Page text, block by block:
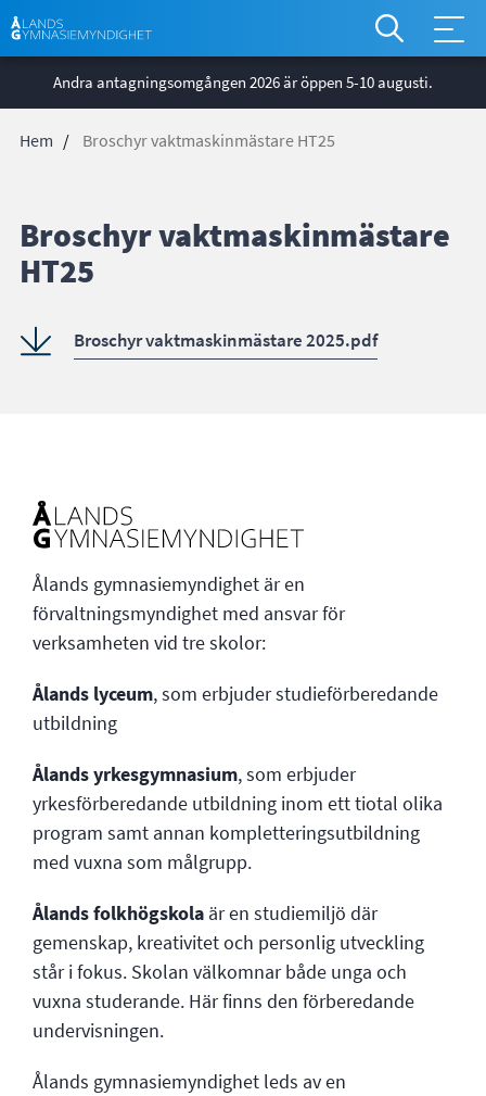
till
huvudinnehåll
Andra antagningsomgången 2026 är öppen 5-10 augusti.
*
global
Hem Broschyr vaktmaskinmästare HT25
Broschyr vaktmaskinmästare
HT25
Broschyr vaktmaskinmästare 2025.pdf
Ålands gymnasiemyndighet är en
förvaltningsmyndighet med ansvar för
verksamheten vid tre skolor:
Ålands lyceum, som erbjuder studieförberedande
utbildning
Ålands yrkesgymnasium, som erbjuder
yrkesförberedande utbildning inom ett tiotal olika
program samt annan kompletteringsutbildning
med vuxna som målgrupp.
Ålands folkhögskola är en studiemiljö där
gemenskap, kreativitet och personlig utveckling
står i fokus. Skolan välkomnar både unga och
vuxna studerande. Här finns den förberedande
undervisningen.
Ålands gymnasiemyndighet leds av en